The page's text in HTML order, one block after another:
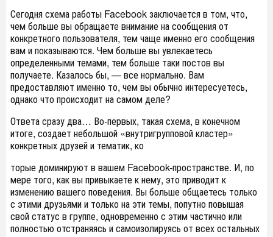
Сегодня схема работы Facebook заключается в том, что,
чем больше вы обращаете внимание на сообщения от
конкретного пользователя, тем чаще именно его сообщения
вам и показываются. Чем больше вы увлекаетесь
определенными темами, тем больше таки постов вы
получаете. Казалось бы, — все нормально. Вам
предоставляют именно то, чем вы обычно интересуетесь,
однако что происходит на самом деле?
Ответа сразу два… Во-первых, такая схема, в конечном
итоге, создает небольшой «внутригрупповой кластер»
конкретных друзей и тематик, ко
торые доминируют в вашем Facebook-пространстве. И, по
мере того, как вы привыкаете к нему, это приводит к
изменению вашего поведения. Вы больше общаетесь только
с этими друзьями и только на эти темы, попутно повышая
свой статус в группе, одновременно с этим частично или
полностью отстраняясь и самоизолируясь от всех остальных